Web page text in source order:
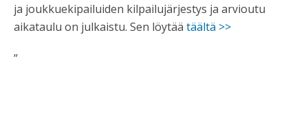
ja joukkuekipailuiden kilpailujärjestys ja arvioutu
aikataulu on julkaistu. Sen löytää täältä >>
”